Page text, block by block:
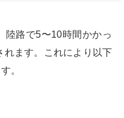
陸路で5〜10時間かかっ
れます。これにより以下
。